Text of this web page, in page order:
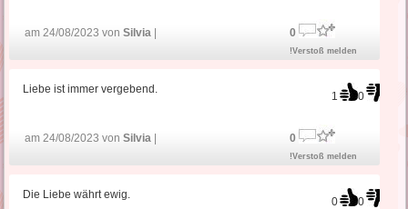
am 24/08/2023 vonSilvia 0
!Verstoß melden
1 0
Liebe ist immer vergebend.
am 24/08/2023 vonSilvia 0
!Verstoß melden
0 0
Die Liebe währt ewig.